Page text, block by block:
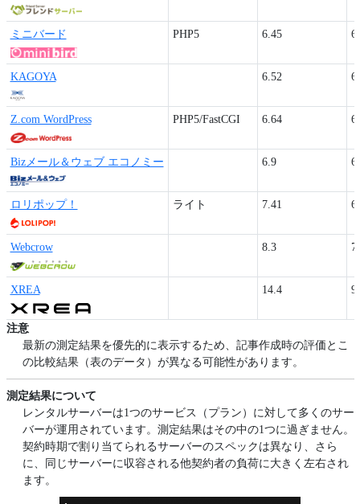
ミニバード PHP5 6.45
KAGOYA 6.52
Z.com WordPress PHP5/FastCGI 6.64
Bizメール＆ウェブ エコノミー 6.9
ロリポップ！ ライト 7.41
Webcrow 8.3
XREA 14.4
注意
最新の測定結果を優先的に表示するため、記事作成時の評価とこ
の比較結果（表のデータ）が異なる可能性があります。
測定結果について
レンタルサーバーは1つのサービス（プラン）に対して多くのサー
バーが運用されています。測定結果はその中の1つに過ぎません。
契約時期で割り当てられるサーバーのスペックは異なり、さら
に、同じサーバーに収容される他契約者の負荷に大きく左右され
ます。